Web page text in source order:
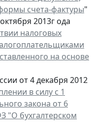
счета-фактуры"
2013г ода
налоговых
на основе
от 4 декабря 2012
в силу с 1
закона от 6
"О бухгалтерском